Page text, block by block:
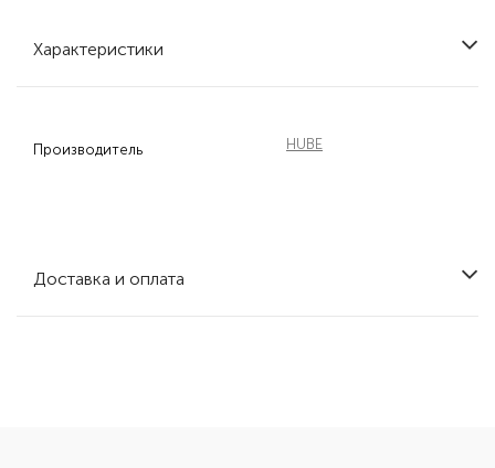
Характеристики
Производитель HUBE
Доставка и оплата